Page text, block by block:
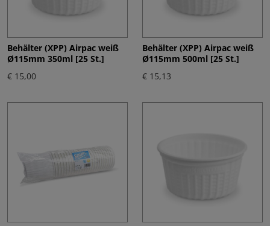
Behälter (XPP) Airpac weiß
Ø115mm 350ml [25 St.]
€ 15,00
Behälter (XPP) Airpac weiß
Ø115mm 500ml [25 St.]
€ 15,13